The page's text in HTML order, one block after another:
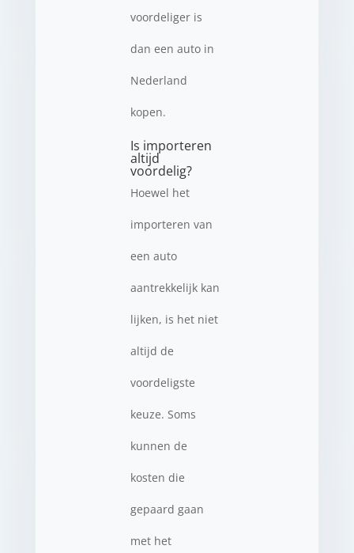
voordeliger is
dan een auto in
Nederland
kopen.
Is importeren
altijd
voordelig?
Hoewel het
importeren van
een auto
aantrekkelijk kan
lijken, is het niet
altijd de
voordeligste
keuze. Soms
kunnen de
kosten die
gepaard gaan
met het